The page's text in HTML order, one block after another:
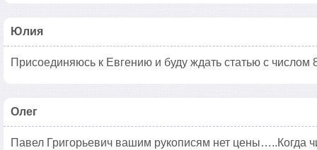
Юлия
Присоединяюсь к Евгению и буду ждать статью с числом
Олег
Павел Григорьевич вашим рукописям нет цены…..Когда